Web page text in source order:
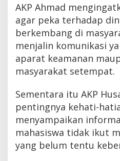
AKP Ahmad
agar peka terhadap
berkembang di
menjalin komunikasi
aparat keamanan
masyarakat setempat.
Sementara itu AKP
pentingnya kehati-
menyampaikan
mahasiswa tidak ikut
yang belum tentu